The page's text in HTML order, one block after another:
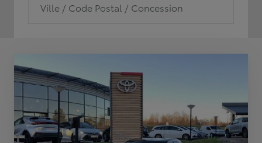
Ville / Code Postal / Concession